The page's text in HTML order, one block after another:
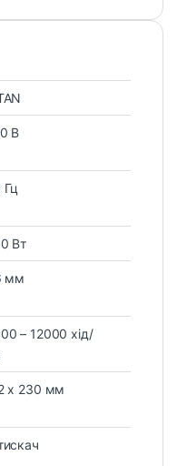
В
Гц
Вт
мм
– 12000 хід/
х 230 мм